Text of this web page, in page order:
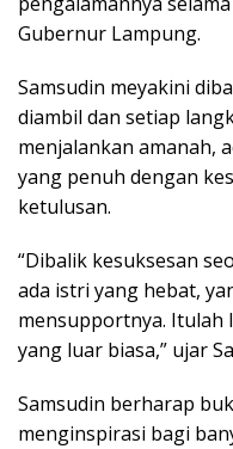
Gubernur Lampung.
Samsudin meyakini
diambil dan setiap
menjalankan amanah,
yang penuh dengan
ketulusan.
“Dibalik kesuksesan
ada istri yang hebat,
mensupportnya. Itulah
yang luar biasa,” ujar
Samsudin berharap
menginspirasi bagi